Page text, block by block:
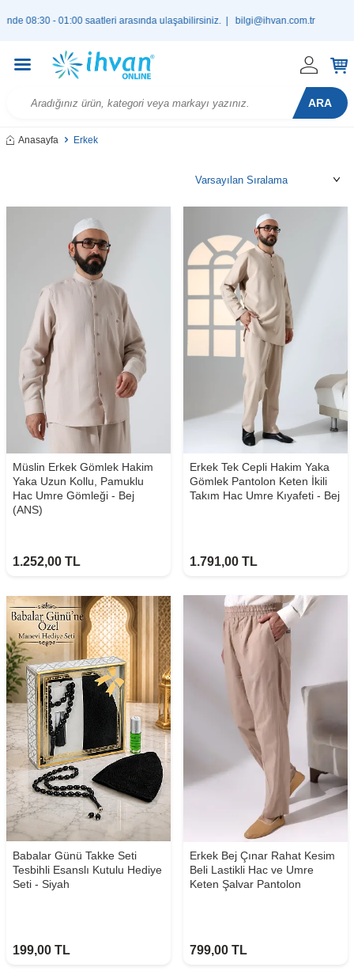
saatleri arasında ulaşabilirsiniz. |bilgi@ihvan.com.tr
ARA
Anasayfa Erkek
Müslin Erkek Gömlek Hakim
Yaka Uzun Kollu, Pamuklu
Hac Umre Gömleği - Bej
(ANS)
1.252,00 TL
Erkek Tek Cepli Hakim Yaka
Gömlek Pantolon Keten İkili
Takım Hac Umre Kıyafeti - Bej
1.791,00 TL
Babalar Günü Takke Seti
Tesbihli Esanslı Kutulu Hediye
Seti - Siyah
199,00 TL
Erkek Bej Çınar Rahat Kesim
Beli Lastikli Hac ve Umre
Keten Şalvar Pantolon
799,00 TL